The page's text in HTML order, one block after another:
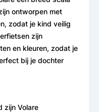
ontworpen met
zodat je kind veilig
zijn
en kleuren, zodat je
bij je dochter
zijn Volare